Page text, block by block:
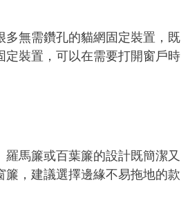
無需鑽孔的貓網固定裝置，既
裝置，可以在需要打開窗戶時
馬簾或百葉簾的設計既簡潔又
，建議選擇邊緣不易拖地的款